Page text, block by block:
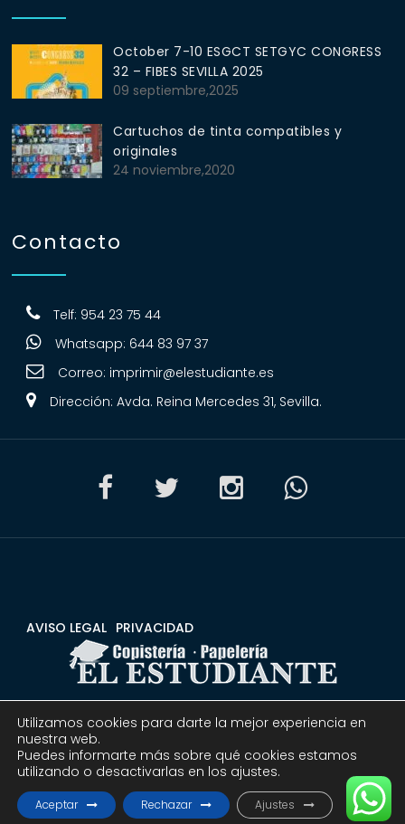
October 7-10 ESGCT SETGYC CONGRESS
32 – FIBES SEVILLA 2025
09 septiembre,2025
Cartuchos de tinta compatibles y
originales
24 noviembre,2020
Contacto
Telf: 954 23 75 44
Whatsapp: 644 83 97 37
Correo: imprimir@elestudiante.es
Dirección: Avda. Reina Mercedes 31, Sevilla.
AVISO LEGAL PRIVACIDAD
CONDICIONES DEVOLUCIONES Y REEMBOLSOS
© 2020 Copistería Papelería El estudiante | Todos los
derechos reservados.
Utilizamos cookies para darte la mejor experiencia en
nuestra web.
Puedes informarte más sobre qué cookies estamos
utilizando o desactivarlas en los ajustes.
Aceptar Rechazar Ajustes